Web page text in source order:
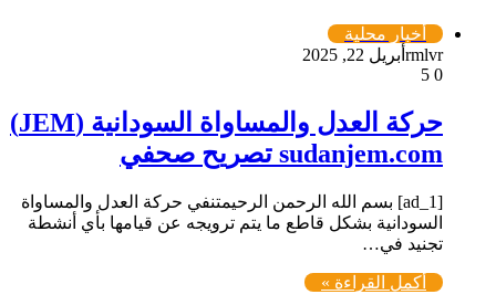
أخبار محلية
rmlvr أبريل 22, 2025
0
حركة العدل والمساواة السودانية (JEM)
[ad_1] بسم الله الرحمن الرحيمتنفي حركة العدل والمساواة
السودانية بشكل قاطع ما يتم ترويجه عن قيامها بأي أنشطة
تجنيد في…
أكمل القراءة »